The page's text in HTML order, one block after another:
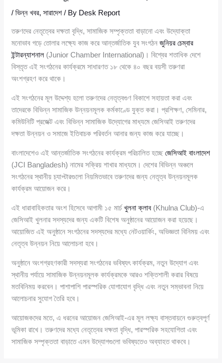
/ভিন্ন খবর,সারাদেশ / By Desk Report
তরুণদের নেতৃত্বের দক্ষতা বৃদ্ধি, সামাজিক সম্পৃক্ততা বাড়ানো এবং উদ্যোক্তা
মনোভাব গড়ে তোলার লক্ষ্যে কাজ করে আন্তর্জাতিক যুব সংগঠনজুনিয়র চেম্বার
ইন্টারন্যাশনাল (Junior Chamber International)। বিশ্বের শতাধিক দেশে
বিস্তৃত এই সংগঠনের কার্যক্রমে সাধারণত ১৮ থেকে ৪০ বছর বয়সী তরুণরা
অংশগ্রহণ করে থাকে।
এই সংগঠনের মূল উদ্দেশ্য হলো তরুণদের নেতৃত্বগুণ বিকাশে সহায়তা করা এবং
তাদেরকে বিভিন্ন সামাজিক উন্নয়নমূলক কর্মকাণ্ডে যুক্ত করা। প্রশিক্ষণ, সেমিনার,
কমিউনিটি প্রজেক্ট এবং বিভিন্ন সামাজিক উদ্যোগের মাধ্যমে জেসিআই তরুণদের
দক্ষতা উন্নয়ন ও সমাজে ইতিবাচক পরিবর্তন আনার জন্য কাজ করে যাচ্ছে।
বাংলাদেশেও এই আন্তর্জাতিক সংগঠনের কার্যক্রম পরিচালিত হচ্ছেজেসিআই বাংলাদেশ
(JCI Bangladesh) নামের সক্রিয় শাখার মাধ্যমে। দেশের বিভিন্ন অঞ্চলে
সংগঠনের স্থানীয় চ্যাপ্টারগুলো নিয়মিতভাবে তরুণদের জন্য নেতৃত্ব উন্নয়নমূলক
কার্যক্রম আয়োজন করে।
এই ধারাবাহিকতার অংশ হিসেবে আগামী ১৫ মার্চখুলনা ক্লাব (Khulna Club)-এ
জেসিআই খুলনার সদস্যদের জন্য একটি বিশেষ অনুষ্ঠানের আয়োজন করা হয়েছে।
আয়োজিত এই অনুষ্ঠানে সংগঠনের সদস্যদের মধ্যে নেটওয়ার্কিং, অভিজ্ঞতা বিনিময় এবং
নেতৃত্ব উন্নয়ন নিয়ে আলোচনা হবে।
অনুষ্ঠানে অংশগ্রহণকারী সদস্যরা সংগঠনের ভবিষ্যৎ কার্যক্রম, নতুন উদ্যোগ এবং
স্থানীয় পর্যায়ে সামাজিক উন্নয়নমূলক কার্যক্রমকে আরও শক্তিশালী করার বিষয়ে
মতবিনিময় করবেন। পাশাপাশি পারস্পরিক যোগাযোগ বৃদ্ধি এবং নতুন সম্ভাবনা নিয়ে
আলোচনার সুযোগ তৈরি হবে।
আয়োজকদের মতে, এ ধরনের আয়োজন জেসিআই-এর মূল লক্ষ্য বাস্তবায়নে গুরুত্বপূর্ণ
ভূমিকা রাখে। তরুণদের মধ্যে নেতৃত্বের দক্ষতা বৃদ্ধি, পারস্পরিক সহযোগিতা এবং
সামাজিক সম্পৃক্ততা বাড়াতে এমন উদ্যোগগুলো ভবিষ্যতেও অব্যাহত থাকবে।